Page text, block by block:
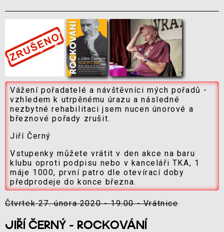
Vážení pořadatelé a návštěvníci mých pořadů -
vzhledem k utrpěnému úrazu a následné
nezbytné rehabilitaci jsem nucen únorové a
březnové pořady zrušit.
Jiří Černý
Vstupenky můžete vrátit v den akce na baru
klubu oproti podpisu nebo v kanceláři TKA, 1
máje 1000, první patro dle otevírací doby
předprodeje do konce března.
Čtvrtek 27. února 2020 - 19:00 - Vrátnice
JIŘÍ ČERNÝ - ROCKOVÁNÍ